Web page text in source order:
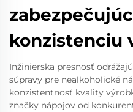
konzistenciu
Inžinierska presnosť
súpravy pre nealkoholické
konzistentnosť kvality
značky nápojov od